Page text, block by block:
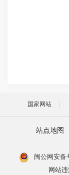
国家网站
站点地图
闽公网安备
网站